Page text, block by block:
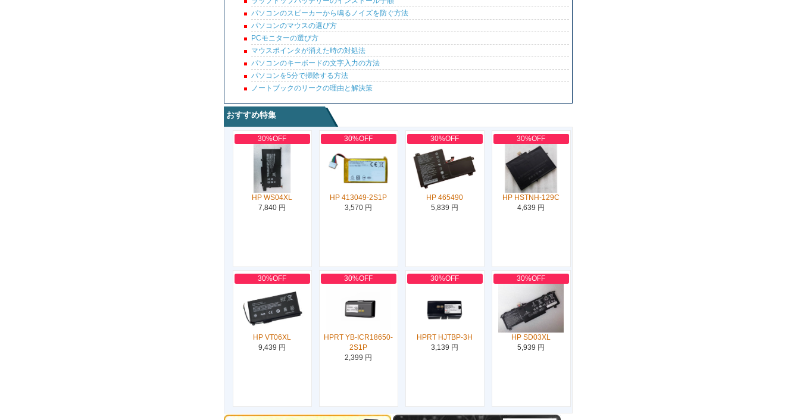
パソコンのスピーカーから鳴るノイズを防ぐ方法
パソコンのマウスの選び方
PCモニターの選び方
マウスポインタが消えた時の対処法
パソコンのキーボードの文字入力の方法
パソコンを5分で掃除する方法
ノートブックのリークの理由と解決策
おすすめ特集
30%OFF
HP WS04XL
7,840 円
30%OFF
HP 413049-2S1P
3,570 円
30%OFF
HP 465490
5,839 円
30%OFF
HP HSTNH-129C
4,639 円
30%OFF
HP VT06XL
9,439 円
30%OFF
HPRT YB-ICR18650-
2S1P
2,399 円
30%OFF
HPRT HJTBP-3H
3,139 円
30%OFF
HP SD03XL
5,939 円